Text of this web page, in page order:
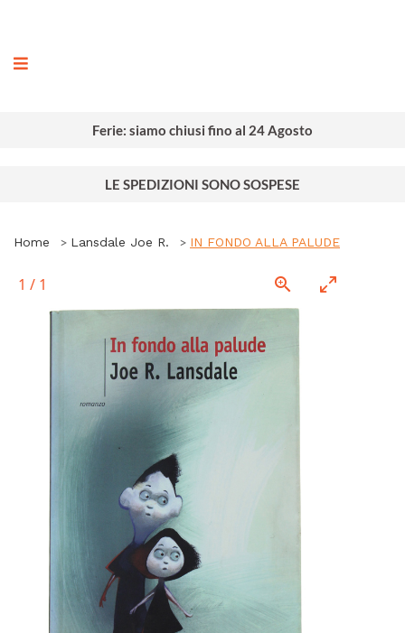
Ferie: siamo chiusi fino al 24 Agosto
LE SPEDIZIONI SONO SOSPESE
Home Lansdale Joe R. IN FONDO ALLA PALUDE
1 / 1